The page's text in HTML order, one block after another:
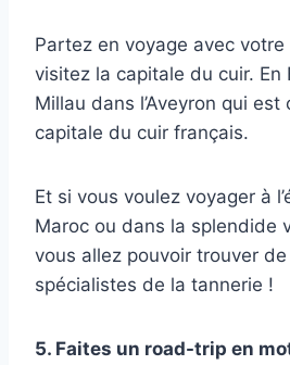
Partez en voyage avec
visitez la capitale du cuir. En
Millau dans l’Aveyron qui
capitale du cuir français.
Et si vous voulez voyager à
Maroc ou dans la splendide
vous allez pouvoir trouver
spécialistes de la tannerie !
5. Faites un road-trip en